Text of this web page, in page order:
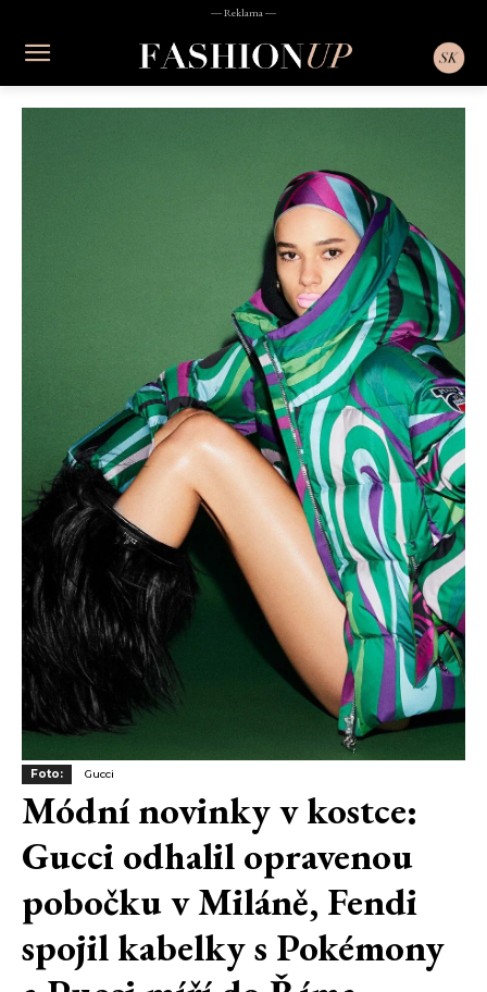
― Reklama ―
Foto: Gucci
Módní novinky v kostce:
Gucci odhalil opravenou
pobočku v Miláně, Fendi
spojil kabelky s Pokémony